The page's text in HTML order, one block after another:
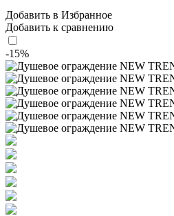
Добавить в Избранное
Добавить к сравнению
-15%